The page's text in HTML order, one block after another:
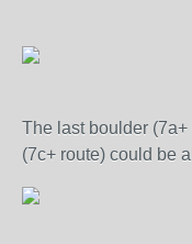
The last boulder
(7c+ route) could be